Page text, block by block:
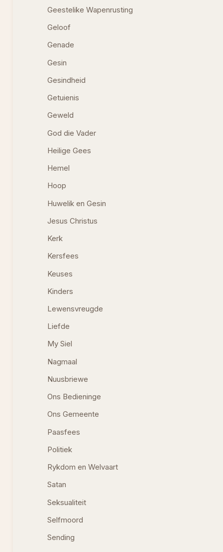
Geestelike Wapenrusting
Geloof
Genade
Gesin
Gesindheid
Getuienis
Geweld
God die Vader
Heilige Gees
Hemel
Hoop
Huwelik en Gesin
Jesus Christus
Kerk
Kersfees
Keuses
Kinders
Lewensvreugde
Liefde
My Siel
Nagmaal
Nuusbriewe
Ons Bedieninge
Ons Gemeente
Paasfees
Politiek
Rykdom en Welvaart
Satan
Seksualiteit
Selfmoord
Sending